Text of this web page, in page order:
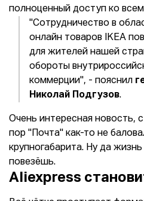
полноценный доступ ко
"Сотрудничество в
онлайн товаров IKEA
для жителей нашей
обороты
коммерции", - пояснил
Николай Подгузов.
Очень интересная новость,
пор "Почта" как-то не
крупногабарита. Ну да
повезёшь.
Aliexpress